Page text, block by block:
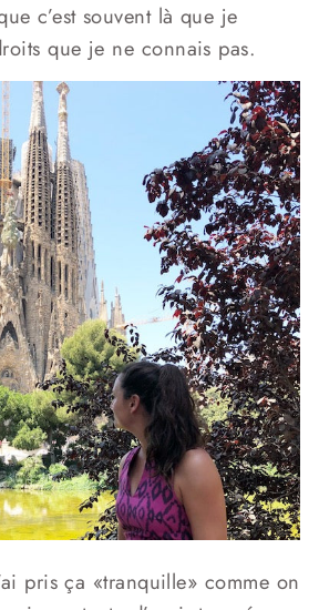
c’est souvent là que je
que je ne connais pas.
pris ça «tranquille» comme on